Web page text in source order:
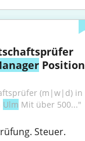
Position
(m|w|d) in
Ulm Mit über 500..."
Steuer.